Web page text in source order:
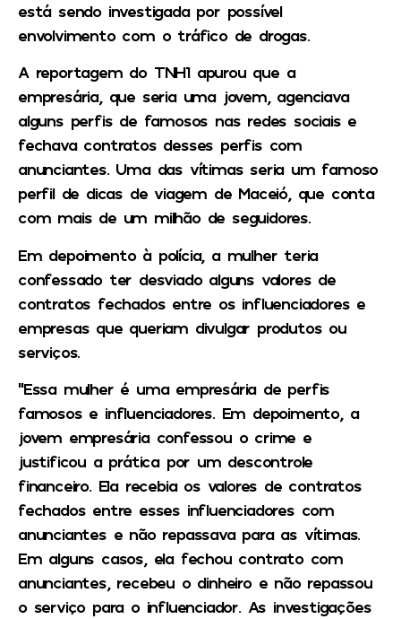
está sendo investigada por possível
envolvimento com o tráfico de drogas.
A reportagem do TNH1 apurou que a
empresária, que seria uma jovem, agenciava
alguns perfis de famosos nas redes sociais e
fechava contratos desses perfis com
anunciantes. Uma das vítimas seria um famoso
perfil de dicas de viagem de Maceió, que conta
com mais de um milhão de seguidores.
Em depoimento à polícia, a mulher teria
confessado ter desviado alguns valores de
contratos fechados entre os influenciadores e
empresas que queriam divulgar produtos ou
serviços.
“Essa mulher é uma empresária de perfis
famosos e influenciadores. Em depoimento, a
jovem empresária confessou o crime e
justificou a prática por um descontrole
financeiro. Ela recebia os valores de contratos
fechados entre esses influenciadores com
anunciantes e não repassava para as vítimas.
Em alguns casos, ela fechou contrato com
anunciantes, recebeu o dinheiro e não repassou
o serviço para o influenciador. As investigações